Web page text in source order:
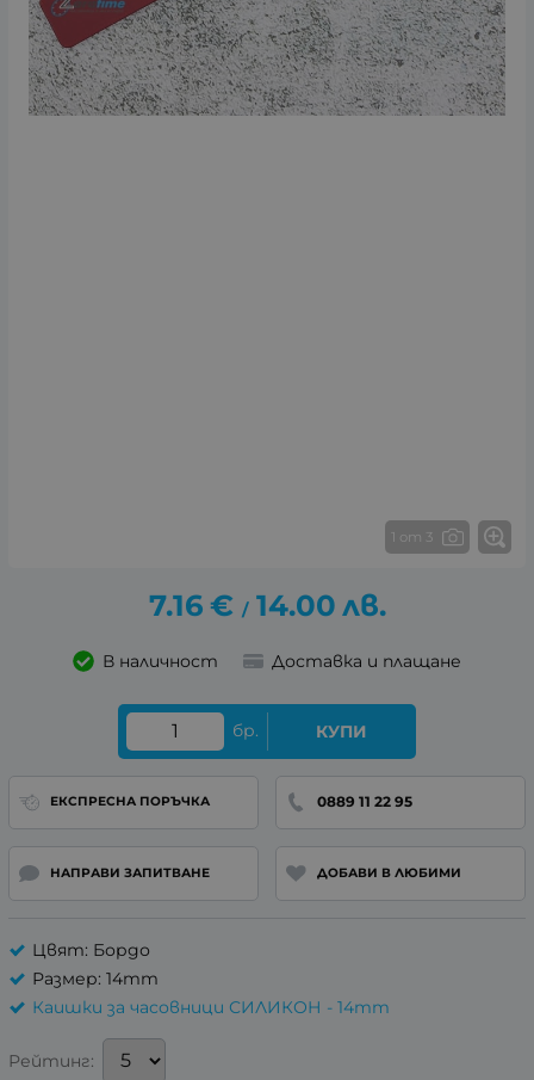
1 от 3
7.16 € / 14.00 лв.
В наличност Доставка и плащане
бр. КУПИ
ЕКСПРЕСНА ПОРЪЧКА 0889 11 22 95
НАПРАВИ ЗАПИТВАНЕ ДОБАВИ В ЛЮБИМИ
Цвят: Бордо
Размер: 14mm
Каишки за часовници СИЛИКОН - 14mm
Рейтинг: